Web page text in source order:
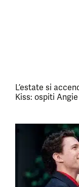
L’estate si
Kiss: ospiti